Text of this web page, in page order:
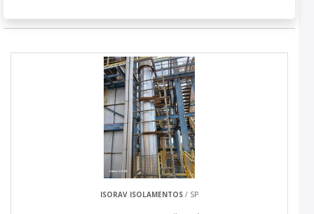
BENEFÍCIOS PRÁTICOS
Conforto térmico:Reduz a temperatura interna
do veículo, diminuindo a necessidade de ar-condicionado.
Eficiência energética:Menor uso do ar-
condicionado resulta em economia de combustível.
ISORAV ISOLAMENTOS/ SP